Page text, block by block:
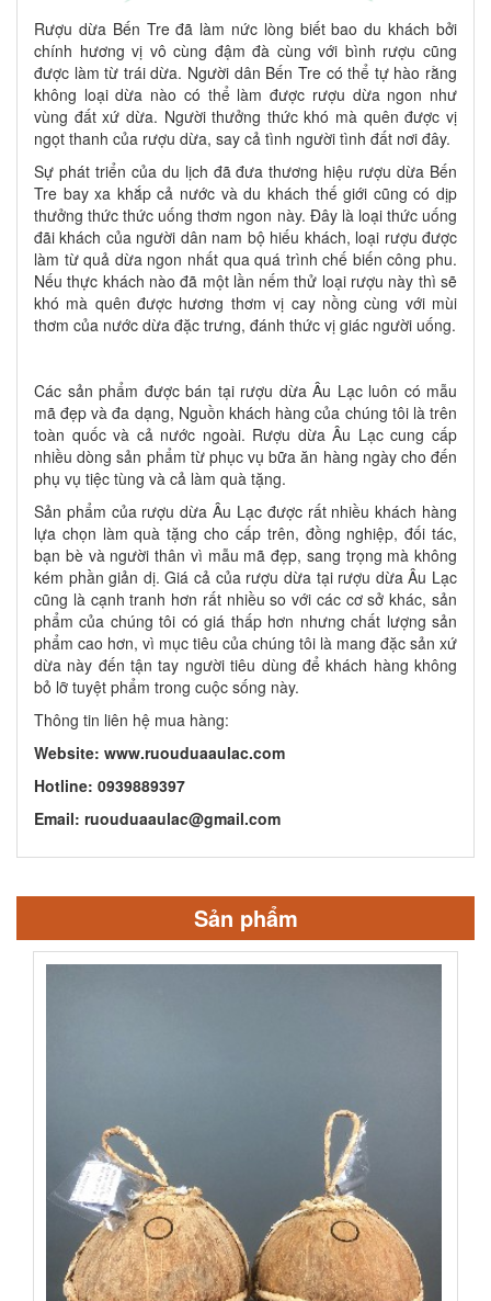
Rượu dừa Bến Tre đã làm nức lòng biết bao du khách bởi
chính hương vị vô cùng đậm đà cùng với bình rượu cũng
được làm từ trái dừa. Người dân Bến Tre có thể tự hào rằng
không loại dừa nào có thể làm được rượu dừa ngon như
vùng đất xứ dừa. Người thưởng thức khó mà quên được vị
ngọt thanh của rượu dừa, say cả tình người tình đất nơi đây.
Sự phát triển của du lịch đã đưa thương hiệu rượu dừa Bến
Tre bay xa khắp cả nước và du khách thế giới cũng có dịp
thưởng thức thức uống thơm ngon này. Đây là loại thức uống
đãi khách của người dân nam bộ hiếu khách, loại rượu được
làm từ quả dừa ngon nhất qua quá trình chế biến công phu.
Nếu thực khách nào đã một lần nếm thử loại rượu này thì sẽ
khó mà quên được hương thơm vị cay nồng cùng với mùi
thơm của nước dừa đặc trưng, đánh thức vị giác người uống.
Các sản phẩm được bán tại rượu dừa Âu Lạc luôn có mẫu
mã đẹp và đa dạng, Nguồn khách hàng của chúng tôi là trên
toàn quốc và cả nước ngoài. Rượu dừa Âu Lạc cung cấp
nhiều dòng sản phẩm từ phục vụ bữa ăn hàng ngày cho đến
phụ vụ tiệc tùng và cả làm quà tặng.
Sản phẩm của rượu dừa Âu Lạc được rất nhiều khách hàng
lựa chọn làm quà tặng cho cấp trên, đồng nghiệp, đối tác,
bạn bè và người thân vì mẫu mã đẹp, sang trọng mà không
kém phần giản dị. Giá cả của rượu dừa tại rượu dừa Âu Lạc
cũng là cạnh tranh hơn rất nhiều so với các cơ sở khác, sản
phẩm của chúng tôi có giá thấp hơn nhưng chất lượng sản
phẩm cao hơn, vì mục tiêu của chúng tôi là mang đặc sản xứ
dừa này đến tận tay người tiêu dùng để khách hàng không
bỏ lỡ tuyệt phẩm trong cuộc sống này.
Thông tin liên hệ mua hàng:
Website: www.ruouduaaulac.com
Hotline: 0939889397
Email: ruouduaaulac@gmail.com
Sản phẩm